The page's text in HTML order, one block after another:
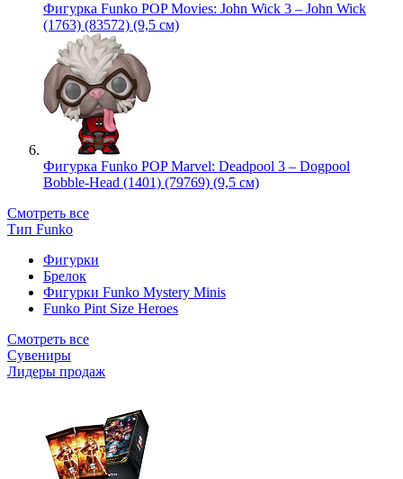
Фигурка Funko POP Movies: John Wick 3 – John Wick
(1763) (83572) (9,5 см)
Фигурка Funko POP Marvel: Deadpool 3 – Dogpool
Bobble-Head (1401) (79769) (9,5 см)
Смотреть все
Тип Funko
Фигурки
Брелок
Фигурки Funko Mystery Minis
Funko Pint Size Heroes
Смотреть все
Сувениры
Лидеры продаж